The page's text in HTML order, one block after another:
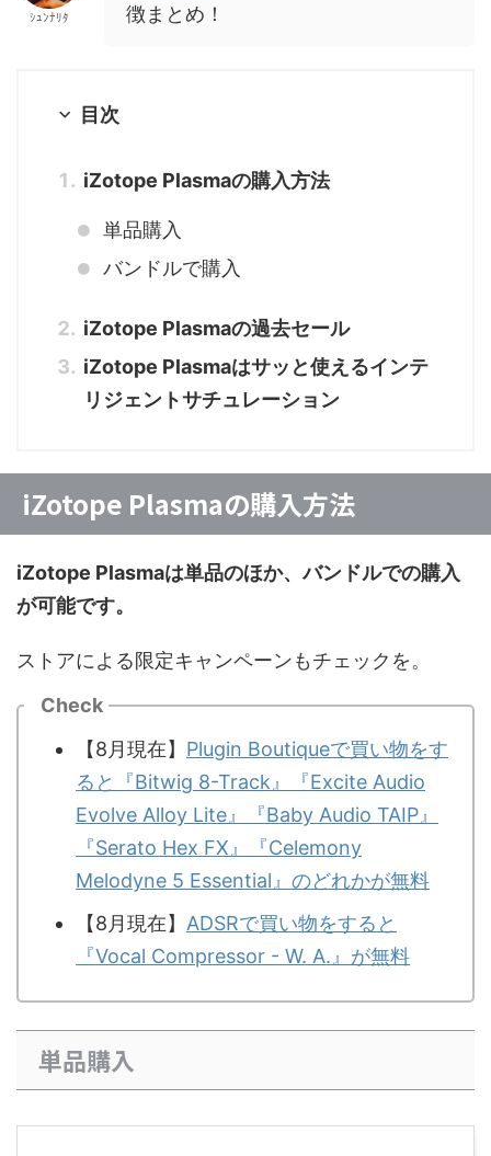
ｼｭﾝﾅﾘﾀ
徴まとめ！
目次
iZotope Plasmaの購入方法
単品購入
バンドルで購入
iZotope Plasmaの過去セール
iZotope Plasmaはサッと使えるインテ
リジェントサチュレーション
iZotope Plasmaの購入方法
iZotope Plasmaは単品のほか、バンドルでの購入
が可能です。
ストアによる限定キャンペーンもチェックを。
Check
【8月現在】 Plugin Boutiqueで買い物をす
ると『Bitwig 8-Track』『Excite Audio
Evolve Alloy Lite』『Baby Audio TAIP』
『Serato Hex FX』『Celemony
Melodyne 5 Essential』のどれかが無料
【8月現在】 ADSRで買い物をすると
『Vocal Compressor - W. A.』が無料
単品購入